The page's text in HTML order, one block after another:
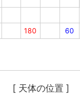
180 60
[ 天体の位置 ]